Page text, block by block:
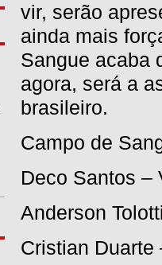
vir, serão
ainda mais
Sangue acaba
agora, será a
brasileiro.
Campo de
Deco Santos –
Anderson
Cristian Duarte